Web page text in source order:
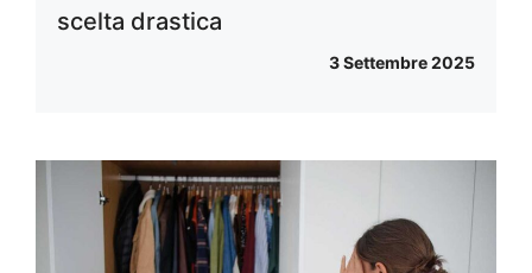
scelta drastica
3 Settembre 2025